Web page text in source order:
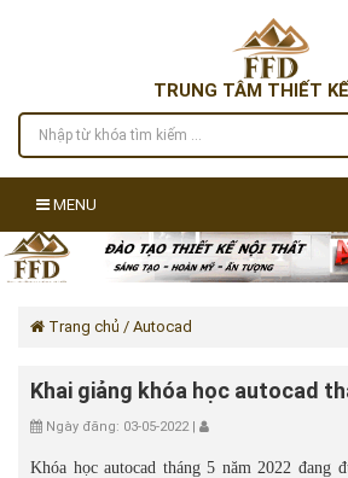
TRUNG TÂM THIẾT
MENU
Trang chủ / Autocad
Khai giảng khóa học autocad
Ngày đăng: 03-05-2022 |
Khóa học autocad tháng 5 năm 2022 đang